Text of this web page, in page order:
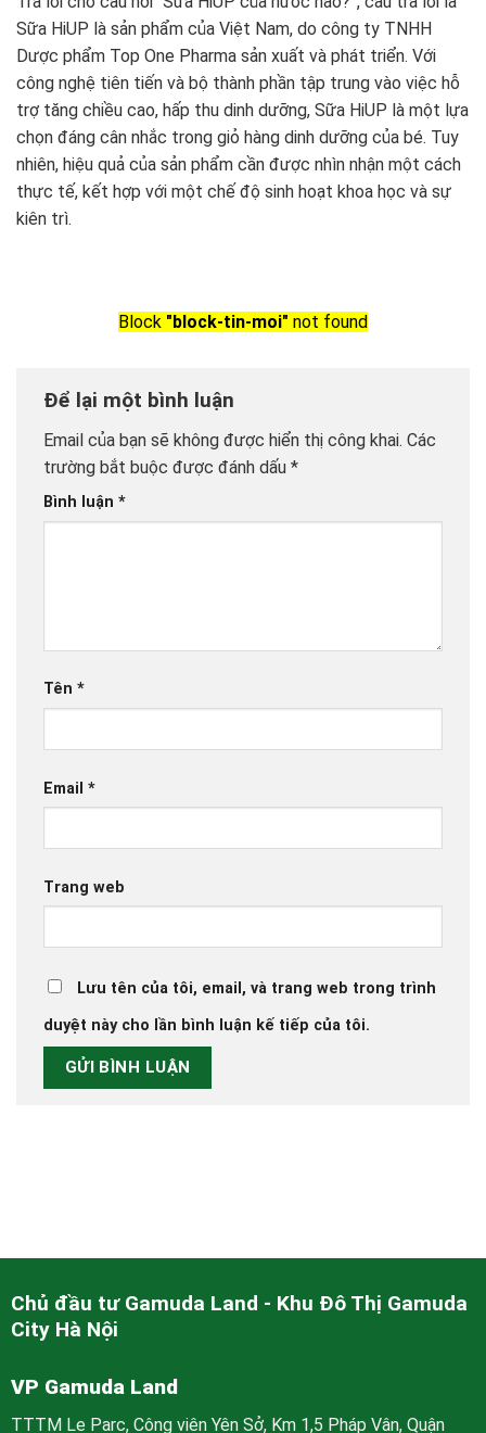
Sữa HiUP là sản phẩm của Việt Nam, do công ty TNHH
Dược phẩm Top One Pharma sản xuất và phát triển. Với
công nghệ tiên tiến và bộ thành phần tập trung vào việc hỗ
trợ tăng chiều cao, hấp thu dinh dưỡng, Sữa HiUP là một lựa
chọn đáng cân nhắc trong giỏ hàng dinh dưỡng của bé. Tuy
nhiên, hiệu quả của sản phẩm cần được nhìn nhận một cách
thực tế, kết hợp với một chế độ sinh hoạt khoa học và sự
kiên trì.
Block "block-tin-moi" not found
Để lại một bình luận
Email của bạn sẽ không được hiển thị công khai. Các
trường bắt buộc được đánh dấu *
Bình luận *
Tên *
Email *
Trang web
Lưu tên của tôi, email, và trang web trong trình
duyệt này cho lần bình luận kế tiếp của tôi.
Chủ đầu tư Gamuda Land - Khu Đô Thị Gamuda
City Hà Nội
VP Gamuda Land
TTTM Le Parc, Công viên Yên Sở, Km 1,5 Pháp Vân, Quận